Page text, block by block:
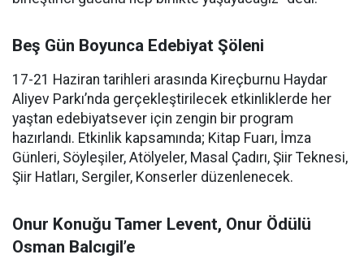
Beş Gün Boyunca Edebiyat Şöleni
17-21 Haziran tarihleri arasında Kireçburnu Haydar
Aliyev Parkı’nda gerçekleştirilecek etkinliklerde her
yaştan edebiyatsever için zengin bir program
hazırlandı. Etkinlik kapsamında; Kitap Fuarı, İmza
Günleri, Söyleşiler, Atölyeler, Masal Çadırı, Şiir Teknesi,
Şiir Hatları, Sergiler, Konserler düzenlenecek.
Onur Konuğu Tamer Levent, Onur Ödülü
Osman Balcıgil’e